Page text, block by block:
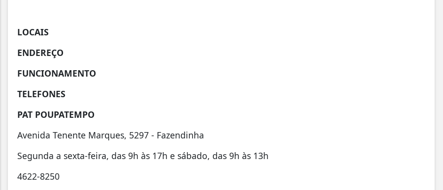
LOCAIS
ENDEREÇO
FUNCIONAMENTO
TELEFONES
PAT POUPATEMPO
Avenida Tenente Marques, 5297 - Fazendinha
Segunda a sexta-feira, das 9h às 17h e sábado, das 9h às 13h
4622-8250